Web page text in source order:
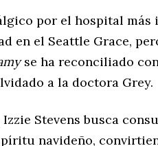
por el hospital
en el Seattle Grace,
se ha reconciliado
a la doctora Grey.
Stevens busca
navideño,